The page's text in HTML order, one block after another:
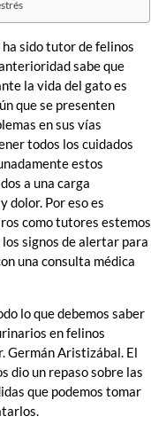
ha sido tutor de felinos
sabe que
la vida del gato es
que se presenten
en sus vías
todos los cuidados
estos
a una carga
dolor. Por eso es
como tutores estemos
signos de alertar para
una consulta médica
lo que debemos saber
en felinos
Germán Aristizábal. El
dio un repaso sobre las
que podemos tomar